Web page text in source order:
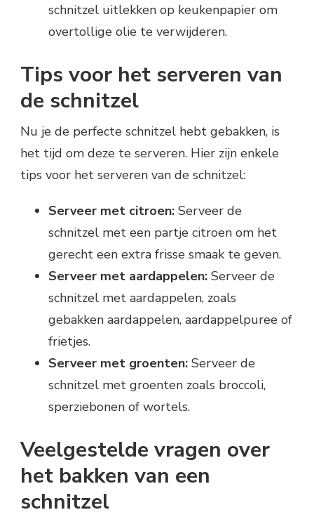
schnitzel uitlekken op keukenpapier om
overtollige olie te verwijderen.
Tips voor het serveren van
de schnitzel
Nu je de perfecte schnitzel hebt gebakken, is
het tijd om deze te serveren. Hier zijn enkele
tips voor het serveren van de schnitzel:
Serveer met citroen: Serveer de
schnitzel met een partje citroen om het
gerecht een extra frisse smaak te geven.
Serveer met aardappelen: Serveer de
schnitzel met aardappelen, zoals
gebakken aardappelen, aardappelpuree of
frietjes.
Serveer met groenten: Serveer de
schnitzel met groenten zoals broccoli,
sperziebonen of wortels.
Veelgestelde vragen over
het bakken van een
schnitzel